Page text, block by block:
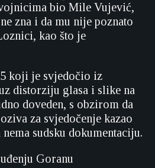
bio Mile Vujević,
zna i da mu nije poznato
kao što je
koji je svjedočio iz
distorziju glasa i slike na
doveden, s obzirom da
za svjedočenje kazao
sudsku dokumentaciju.
Goranu